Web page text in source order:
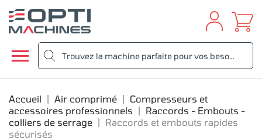

Accueil Air comprimé
Compresseurs et
accessoires professionnels
Raccords - Embouts -
colliers de serrage
Raccords et embouts rapides
sécurisés